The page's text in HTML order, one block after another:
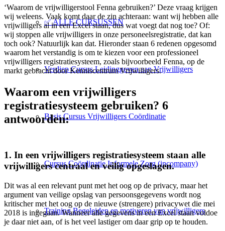
✅ ALLE CURSUSSEN
Verdiep Cursus Leidinggeven aan Vrijwilligers
Basis Cursus Vrijwilligers Coördinatie
Cursus Coördinatie Informele Zorg (incompany)
Training Begeleiden en motiveren van vrijwilligers
‘Waarom de vrijwilligerstool Fenna gebruiken?’ Deze vraag krijgen
wij weleens. Vaak komt daar de zin achteraan: want wij hebben alle
vrijwilligers al in een Excel staan, dus wat voegt dat nog toe? Of:
wij stoppen alle vrijwilligers in onze personeelsregistratie, dat kan
toch ook? Natuurlijk kan dat. Hieronder staan 6 redenen opgesomd
waarom het verstandig is om te kiezen voor een professioneel
vrijwilligers registratiesysteem, zoals bijvoorbeeld Fenna, op de
markt gebracht door Kenniscentrum Vrijwilligers.
Waarom een vrijwilligers
registratiesysteem gebruiken? 6
antwoorden:
1. In een vrijwilligers registratiesysteem staan alle
vrijwilligers centraal en veilig opgeslagen.
Dit was al een relevant punt met het oog op de privacy, maar het
argument van veilige opslag van persoonsgegevens wordt nog
kritischer met het oog op de nieuwe (strengere) privacywet die mei
2018 is ingegaan. Wanneer alle gegevens in een Excel staan voldoe
je daar niet aan, of is het veel lastiger om daar grip op te houden.